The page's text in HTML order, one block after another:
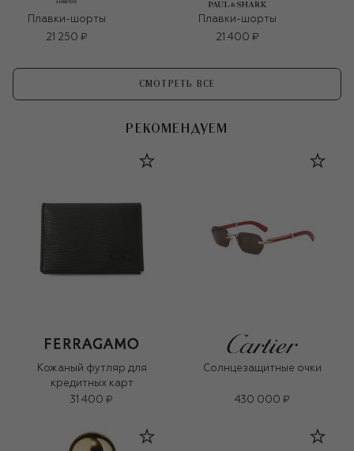
Плавки-шорты
21 250 ₽
Плавки-шорты
21 400 ₽
СМОТРЕТЬ ВСЕ
РЕКОМЕНДУЕМ
Кожаный футляр для
кредитных карт
31 400 ₽
Солнцезащитные очки
430 000 ₽